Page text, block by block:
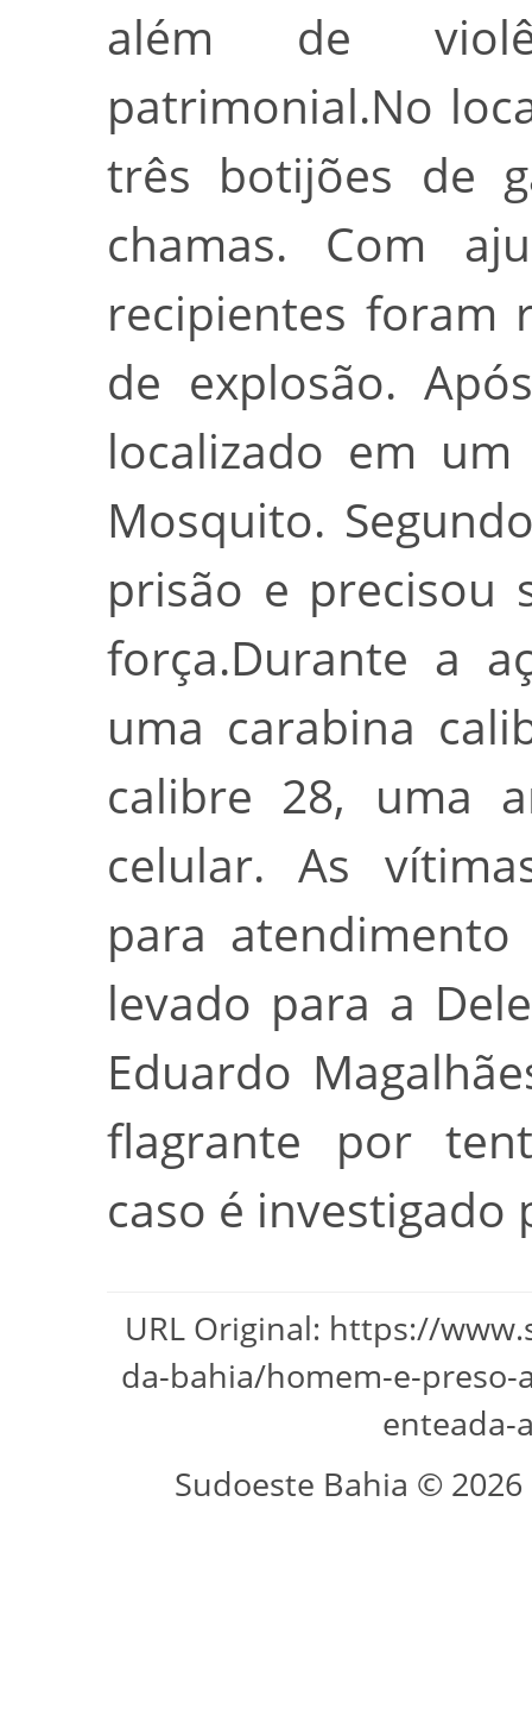
além de
patrimonial.No
três botijões de
chamas. Com
recipientes foram
de explosão.
localizado em
Mosquito.
prisão e precisou
força.Durante a
uma carabina
calibre 28, uma
celular. As
para
levado para a
Eduardo
flagrante por
caso é investigado
URL Original: https://
da-bahia/homem-e-
enteada-
Sudoeste Bahia ©